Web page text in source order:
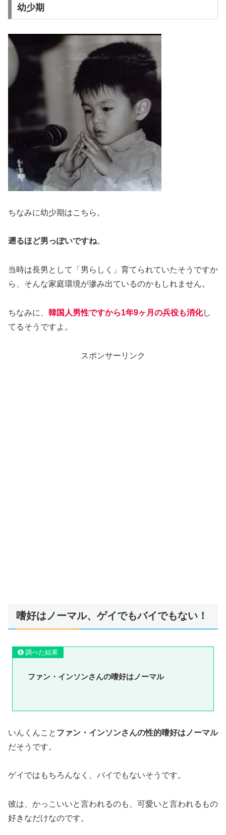
幼少期
ちなみに幼少期はこちら。
遡るほど男っぽいですね。
当時は長男として「男らしく」育てられていたそうですか
ら、そんな家庭環境が滲み出ているのかもしれません。
ちなみに、 韓国人男性ですから1年9ヶ月の兵役も消化し
てるそうですよ。
スポンサーリンク
嗜好はノーマル、ゲイでもバイでもない！
調べた結果
ファン・インソンさんの嗜好はノーマル
いんくんこと ファン・インソンさんの性的嗜好はノーマル
だそうです。
ゲイではもちろんなく、バイでもないそうです。
彼は、かっこいいと言われるのも、可愛いと言われるもの
好きなだけなのです。